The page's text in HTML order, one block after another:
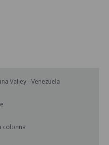
Valley - Venezuela
colonna